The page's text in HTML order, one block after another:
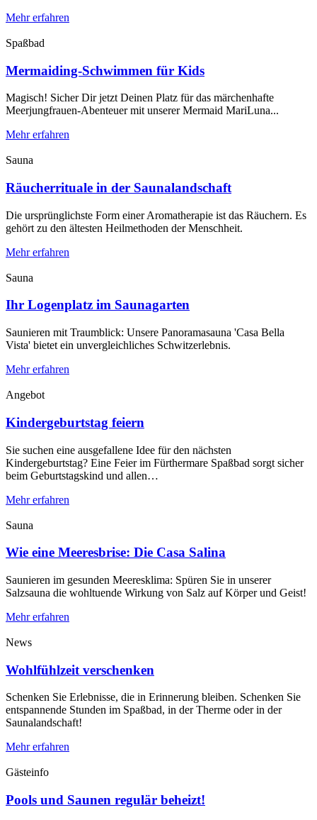
Mehr erfahren
Spaßbad
Mermaiding-Schwimmen für Kids
Magisch! Sicher Dir jetzt Deinen Platz für das märchenhafte
Meerjungfrauen-Abenteuer mit unserer Mermaid MariLuna...
Mehr erfahren
Sauna
Räucherrituale in der Saunalandschaft
Die ursprünglichste Form einer Aromatherapie ist das Räuchern. Es
gehört zu den ältesten Heilmethoden der Menschheit.
Mehr erfahren
Sauna
Ihr Logenplatz im Saunagarten
Saunieren mit Traumblick: Unsere Panoramasauna 'Casa Bella
Vista' bietet ein unvergleichliches Schwitzerlebnis.
Mehr erfahren
Angebot
Kindergeburtstag feiern
Sie suchen eine ausgefallene Idee für den nächsten
Kindergeburtstag? Eine Feier im Fürthermare Spaßbad sorgt sicher
beim Geburtstagskind und allen…
Mehr erfahren
Sauna
Wie eine Meeresbrise: Die Casa Salina
Saunieren im gesunden Meeresklima: Spüren Sie in unserer
Salzsauna die wohltuende Wirkung von Salz auf Körper und Geist!
Mehr erfahren
News
Wohlfühlzeit verschenken
Schenken Sie Erlebnisse, die in Erinnerung bleiben. Schenken Sie
entspannende Stunden im Spaßbad, in der Therme oder in der
Saunalandschaft!
Mehr erfahren
Gästeinfo
Pools und Saunen regulär beheizt!